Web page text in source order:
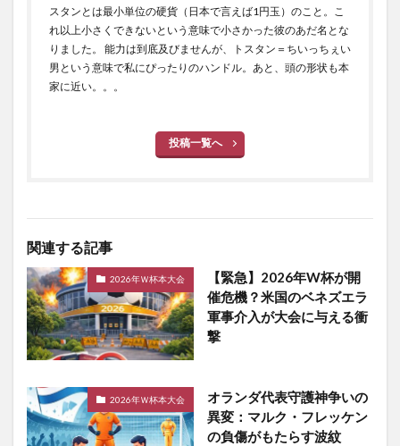
スタンとは最小単位の硬貨（日本で言えば1円玉）のこと。こ
れ以上小さくできないという意味で小さかった彼のあだ名とな
りました。 能力は到底及びませんが、トスタン＝ちいっちぇい
男という意味で私にぴったりのハンドル。あと、頭の形状も本
家に近い。。。
投稿一覧へ
関連する記事
2026年Ｗ杯本大会
【緊急】2026年W杯が開
催危機？米国のベネズエラ
軍事介入が大会に与える衝
撃
2026年Ｗ杯本大会
オランダ代表守護神争いの
異変：マルク・フレッケン
の負傷がもたらす波紋